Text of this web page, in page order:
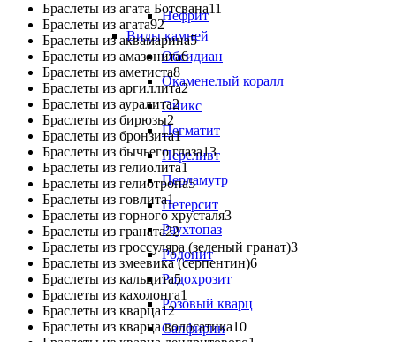
Нефрит
Виды камней
Обсидиан
Окаменелый коралл
Оникс
Пегматит
Переливт
Перламутр
Петерсит
Раухтопаз
Родонит
Родохрозит
Розовый кварц
Сапфирин
Браслеты из агата Ботсвана11
Браслеты из агата92
Браслеты из аквамарина5
Браслеты из амазонита6
Браслеты из аметиста8
Браслеты из аргиллита2
Браслеты из ауралита2
Браслеты из бирюзы2
Браслеты из бронзита1
Браслеты из бычьего глаза13
Браслеты из гелиолита1
Браслеты из гелиотропа5
Браслеты из говлита1
Браслеты из горного хрусталя3
Браслеты из граната22
Браслеты из гроссуляра (зеленый гранат)3
Браслеты из змеевика (серпентин)6
Браслеты из кальцита5
Браслеты из кахолонга1
Браслеты из кварца12
Браслеты из кварца волосатика10